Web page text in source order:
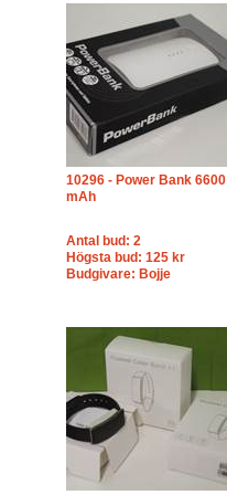
10296 - Power Bank 6600
mAh
Antal bud: 2
Högsta bud: 125 kr
Budgivare: Bojje